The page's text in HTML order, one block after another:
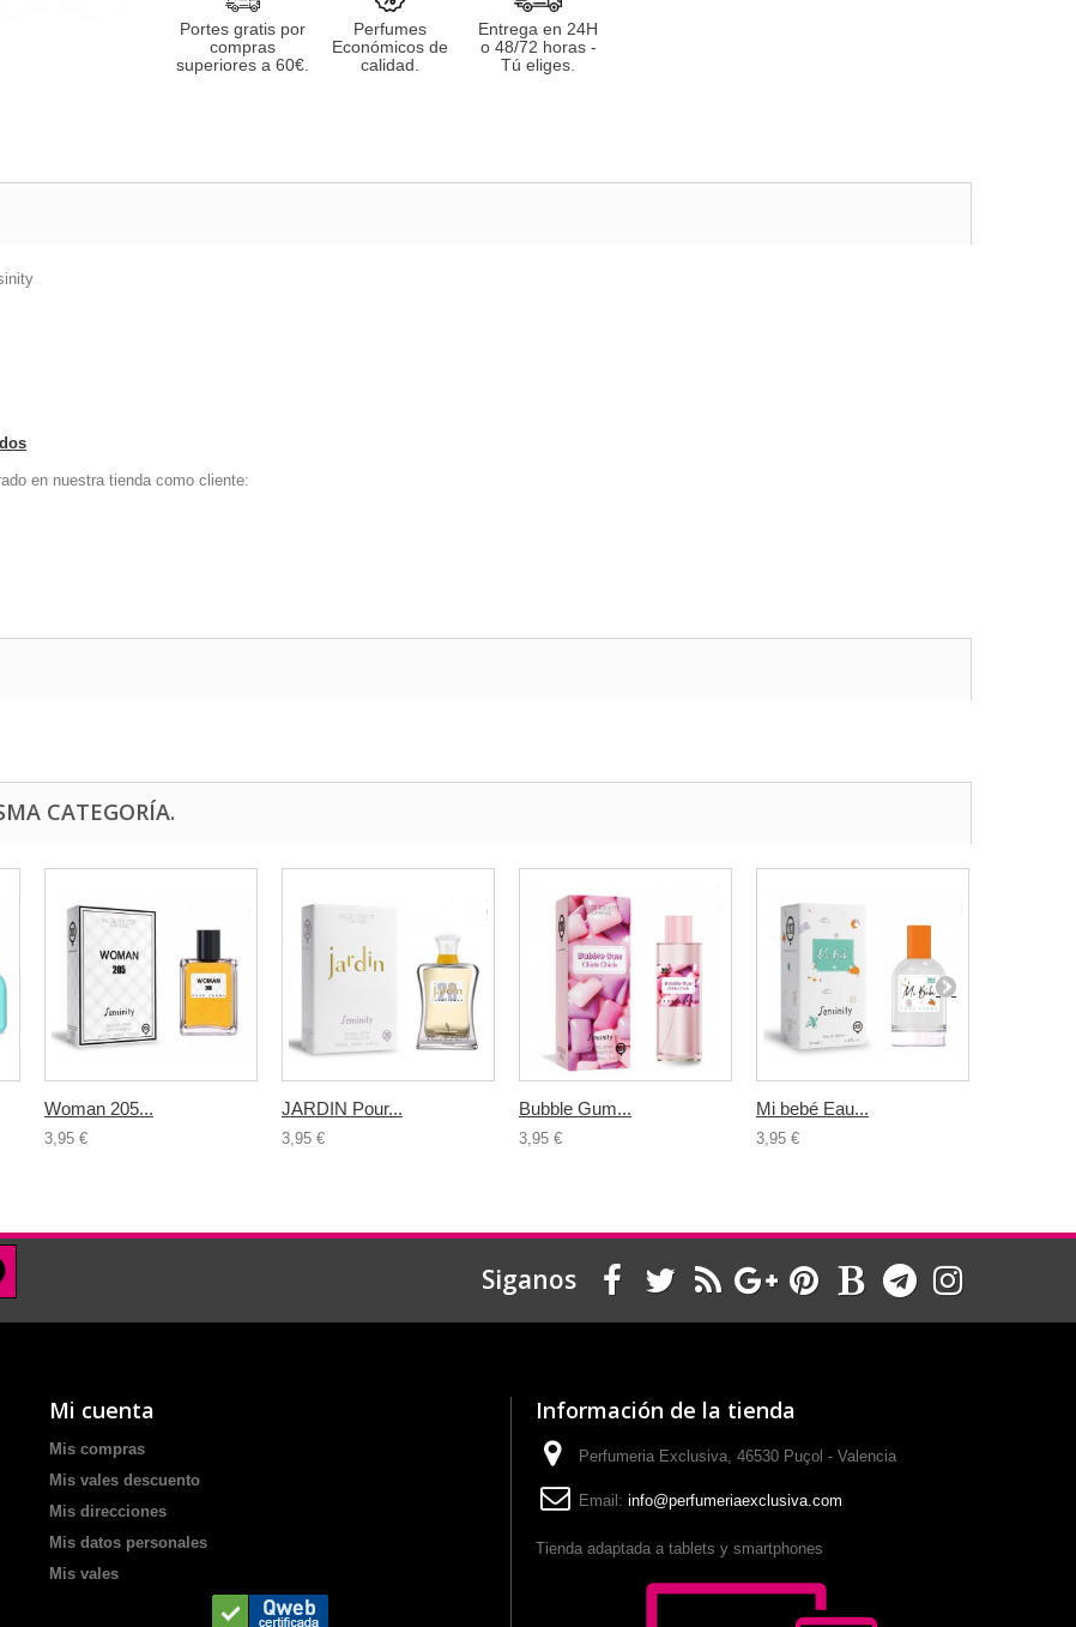
Portes gratis por
compras
superiores a 60€.
Perfumes
Económicos de
calidad.
Entrega en 24H
o 48/72 horas -
Tú eliges.
en nuestra tienda como cliente:
CATEGORÍA.
Woman 205...
3,95 €
JARDIN Pour...
3,95 €
Bubble Gum...
3,95 €
Mi bebé Eau...
3,95 €
Siganos
Mi cuenta
Mis compras
Mis vales descuento
Mis direcciones
Mis datos personales
Mis vales
Información de la tienda
Perfumeria Exclusiva, 46530 Puçol - Valencia
Email: info@perfumeriaexclusiva.com
Tienda adaptada a tablets y smartphones